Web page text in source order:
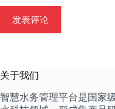
发表评论
关于我们
智慧水务管理平台是国家